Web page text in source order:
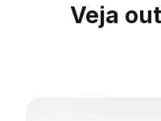
Veja